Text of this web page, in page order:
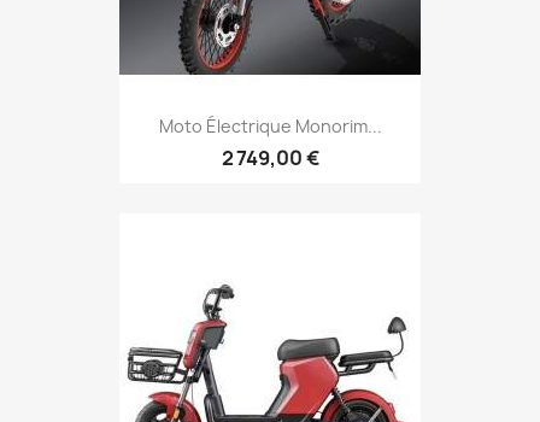
Moto Électrique Monorim...
2 749,00 €